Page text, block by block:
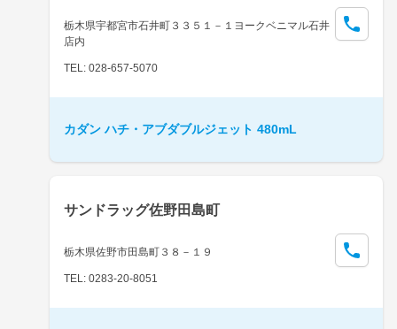
栃木県宇都宮市石井町３３５１－１ヨークベニマル石井
店内
TEL: 028-657-5070
カダン ハチ・アブダブルジェット 480mL
サンドラッグ佐野田島町
栃木県佐野市田島町３８－１９
TEL: 0283-20-8051